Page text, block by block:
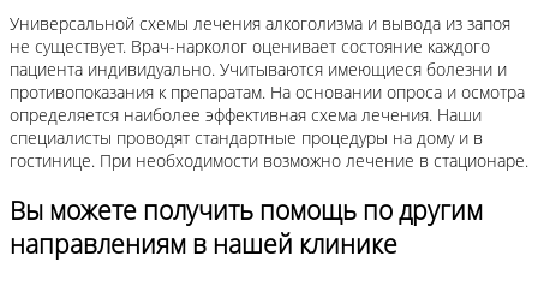
Универсальной схемы лечения алкоголизма и вывода из запоя
не существует. Врач-нарколог оценивает состояние каждого
пациента индивидуально. Учитываются имеющиеся болезни и
противопоказания к препаратам. На основании опроса и осмотра
определяется наиболее эффективная схема лечения. Наши
специалисты проводят стандартные процедуры на дому и в
гостинице. При необходимости возможно лечение в стационаре.
Вы можете получить помощь по другим
направлениям в нашей клинике